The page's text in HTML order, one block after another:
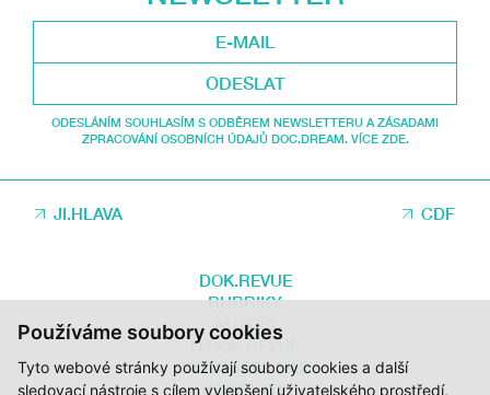
Používáme soubory cookies
Tyto webové stránky používají soubory cookies a další
sledovací nástroje s cílem vylepšení uživatelského prostředí,
ODESLAT
ODESLÁNÍM SOUHLASÍM S ODBĚREM NEWSLETTERU A ZÁSADAMI
ZPRACOVÁNÍ OSOBNÍCH ÚDAJŮ DOC.DREAM. VÍCE ZDE.
JI.HLAVA CDF
DOK.REVUE
RUBRIKY
AUTOŘI
O DOK.REVUE
PODPOŘTE NÁS
KONTAKTY